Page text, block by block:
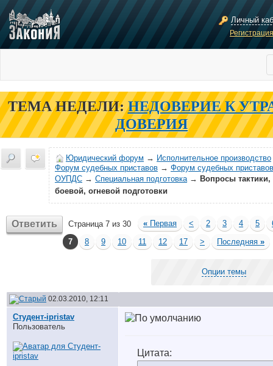
Личный
ТЕМА НЕДЕЛИ: НЕДОВЕРИЕ К
ДОВЕРИЯ
Юридический форум → Исполнительное производство
Форум судебных приставов → Форум судебных
ОУПДС → Специальная подготовка→ Вопросы тактики,
боевой, огневой подготовки
Ответить Страница 7 из 30 « Первая < 2 3 4 5
7
8 9 10 11 12 17 > Последняя »
Опции темы
02.03.2010, 12:11
Студент-ipristav
Пользователь
Цитата: